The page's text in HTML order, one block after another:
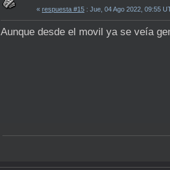
« respuesta #15 : Jue, 04 Ago 2022, 09:55
Aunque desde el movil ya se veía